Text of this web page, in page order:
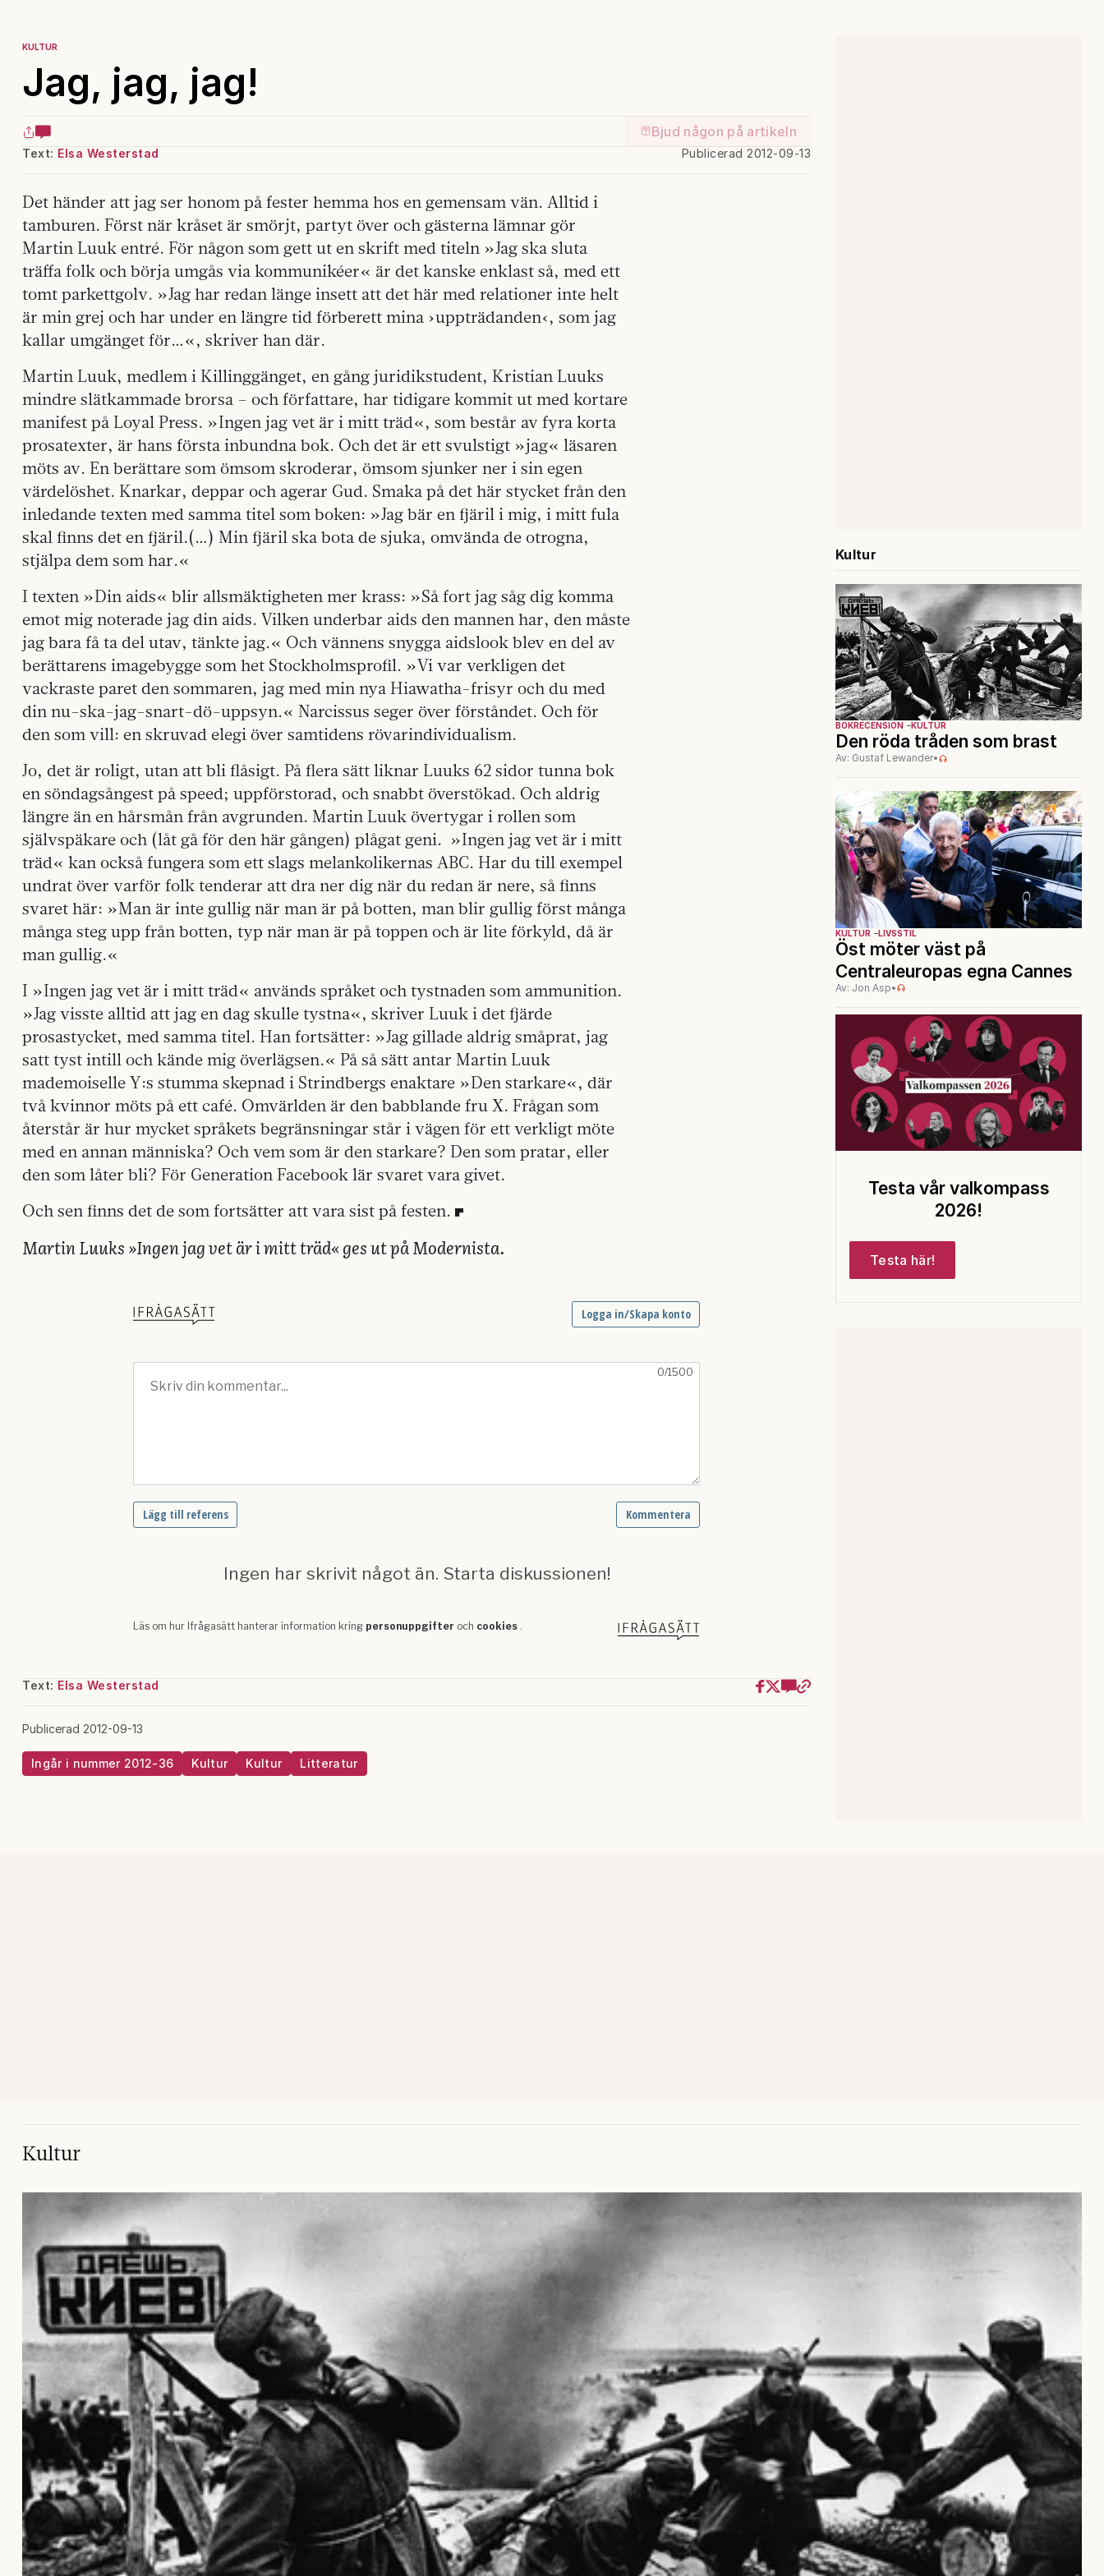
KULTUR
Jag, jag, jag!
Bjud någon på artikeln
Text: Elsa Westerstad Publicerad 2012-09-13
Det händer att jag ser honom på fester hemma hos en gemensam vän. Alltid i
tamburen. Först när kråset är smörjt, partyt över och gästerna lämnar gör
Martin Luuk entré. För någon som gett ut en skrift med titeln »Jag ska sluta
träffa folk och börja umgås via kommunikéer« är det kanske enklast så, med ett
tomt parkettgolv. »Jag har redan länge insett att det här med relationer inte helt
är min grej och har under en längre tid förberett mina ›uppträdanden‹, som jag
kallar umgänget för…«, skriver han där.
Martin Luuk, medlem i Killinggänget, en gång juridikstudent, Kristian Luuks
mindre slätkammade brorsa – och författare, har tidigare kommit ut med kortare
manifest på Loyal Press. »Ingen jag vet är i mitt träd«, som består av fyra korta
prosatexter, är hans första inbundna bok. Och det är ett svulstigt »jag« läsaren
möts av. En berättare som ömsom skroderar, ömsom sjunker ner i sin egen
värdelöshet. Knarkar, deppar och agerar Gud. Smaka på det här stycket från den
inledande texten med samma titel som boken: »Jag bär en fjäril i mig, i mitt fula
skal finns det en fjäril.(…) Min fjäril ska bota de sjuka, omvända de otrogna,
stjälpa dem som har.«
I texten »Din aids« blir allsmäktigheten mer krass: »Så fort jag såg dig komma
emot mig noterade jag din aids. Vilken underbar aids den mannen har, den måste
jag bara få ta del utav, tänkte jag.« Och vännens snygga aidslook blev en del av
berättarens imagebygge som het Stockholmsprofil. »Vi var verkligen det
vackraste paret den sommaren, jag med min nya Hiawatha-frisyr och du med
din nu-ska-jag-snart-dö-uppsyn.« Narcissus seger över förståndet. Och för
den som vill: en skruvad elegi över samtidens rövarindividualism.
Jo, det är roligt, utan att bli flåsigt. På flera sätt liknar Luuks 62 sidor tunna bok
en söndagsångest på speed; uppförstorad, och snabbt överstökad. Och aldrig
längre än en hårsmån från avgrunden. Martin Luuk övertygar i rollen som
självspäkare och (låt gå för den här gången) plågat geni. »Ingen jag vet är i mitt
träd« kan också fungera som ett slags melankolikernas ABC. Har du till exempel
undrat över varför folk tenderar att dra ner dig när du redan är nere, så finns
svaret här: »Man är inte gullig när man är på botten, man blir gullig först många
många steg upp från botten, typ när man är på toppen och är lite förkyld, då är
man gullig.«
I »Ingen jag vet är i mitt träd« används språket och tystnaden som ammunition.
»Jag visste alltid att jag en dag skulle tystna«, skriver Luuk i det fjärde
prosastycket, med samma titel. Han fortsätter: »Jag gillade aldrig småprat, jag
satt tyst intill och kände mig överlägsen.« På så sätt antar Martin Luuk
mademoiselle Y:s stumma skepnad i Strindbergs enaktare »Den starkare«, där
två kvinnor möts på ett café. Omvärlden är den babblande fru X. Frågan som
återstår är hur mycket språkets begränsningar står i vägen för ett verkligt möte
med en annan människa? Och vem som är den starkare? Den som pratar, eller
den som låter bli? För Generation Facebook lär svaret vara givet.
Och sen finns det de som fortsätter att vara sist på festen.
Martin Luuks »Ingen jag vet är i mitt träd« ges ut på Modernista.
Text: Elsa Westerstad
Publicerad 2012-09-13
Ingår i nummer 2012-36 Kultur Kultur Litteratur
Kultur
BOKRECENSION KULTUR
Den röda tråden som brast
Av: Gustaf Lewander•
KULTUR LIVSSTIL
Öst möter väst på
Centraleuropas egna Cannes
Av: Jon Asp•
Testa vår valkompass
2026!
Testa här!
Kultur